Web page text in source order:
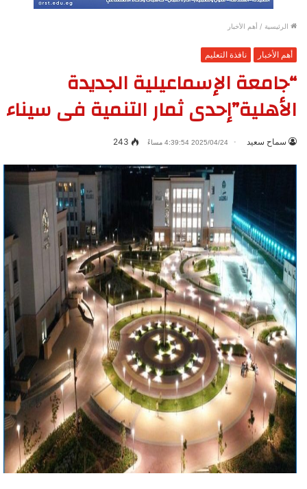
الرئيسية / أهم الأخبار
أهم الأخبار نافذة التعليم
“جامعة الإسماعيلية الجديدة
الأهلية”إحدى ثمار التنمية فى سيناء
سماح سعيد 2025/04/24 4:39:54 مساءً 243